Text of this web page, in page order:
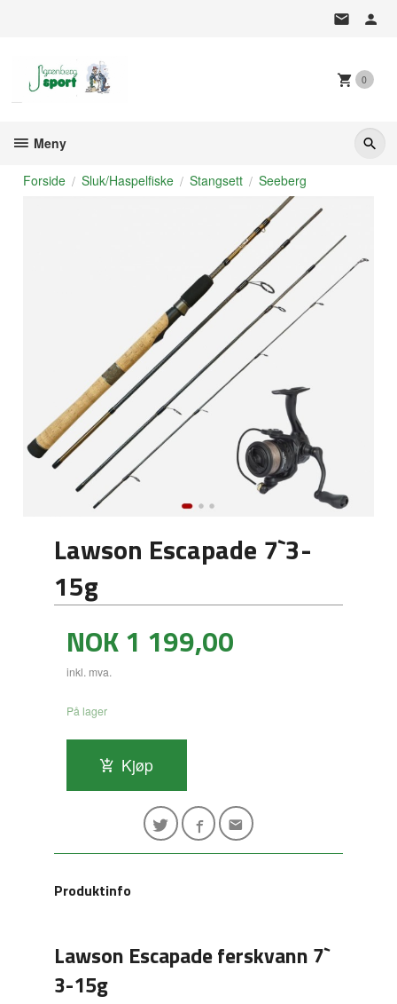
0
Meny
Forside Sluk/Haspelfiske Stangsett Seeberg
Lawson Escapade 7`3-
15g
Pris
NOK1 199,00
inkl. mva.
På lager
Kjøp
Produktinfo
Lawson Escapade ferskvann 7`
3-15g